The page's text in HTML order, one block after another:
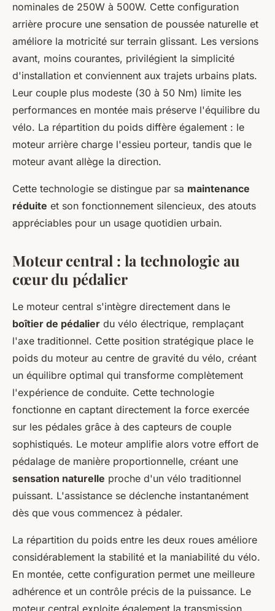
nominales de 250W à 500W. Cette configuration
arrière procure une sensation de poussée naturelle et
améliore la motricité sur terrain glissant. Les versions
avant, moins courantes, privilégient la simplicité
d'installation et conviennent aux trajets urbains plats.
Leur couple plus modeste (30 à 50 Nm) limite les
performances en montée mais préserve l'équilibre du
vélo. La répartition du poids diffère également : le
moteur arrière charge l'essieu porteur, tandis que le
moteur avant allège la direction.
Cette technologie se distingue par sa maintenance
réduite et son fonctionnement silencieux, des atouts
appréciables pour un usage quotidien urbain.
Moteur central : la technologie au
cœur du pédalier
Le moteur central s'intègre directement dans le
boîtier de pédalier du vélo électrique, remplaçant
l'axe traditionnel. Cette position stratégique place le
poids du moteur au centre de gravité du vélo, créant
un équilibre optimal qui transforme complètement
l'expérience de conduite. Cette technologie
fonctionne en captant directement la force exercée
sur les pédales grâce à des capteurs de couple
sophistiqués. Le moteur amplifie alors votre effort de
pédalage de manière proportionnelle, créant une
sensation naturelle proche d'un vélo traditionnel
puissant. L'assistance se déclenche instantanément
dès que vous commencez à pédaler.
La répartition du poids entre les deux roues améliore
considérablement la stabilité et la maniabilité du vélo.
En montée, cette configuration permet une meilleure
adhérence et un contrôle précis de la puissance. Le